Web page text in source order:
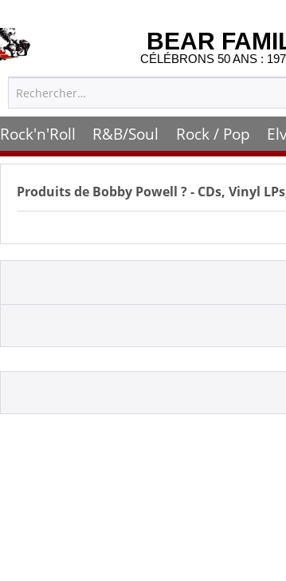
BEAR
CÉLÉBRONS 50 ANS :
Rock'n'Roll R&B/Soul Rock / Pop
Produits de Bobby Powell ? - CDs, Vinyl